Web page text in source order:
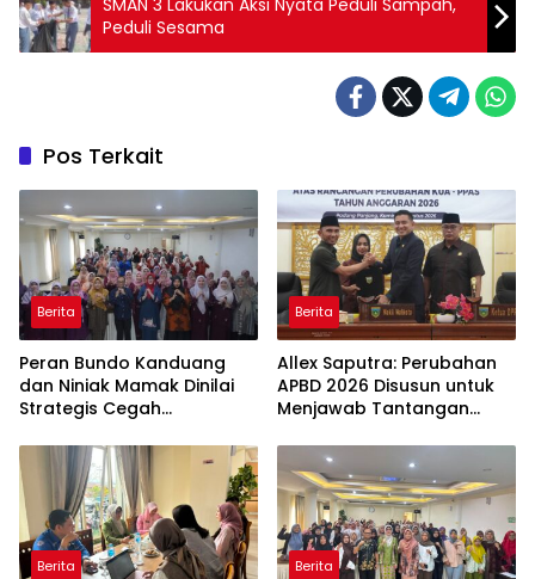
SMAN 3 Lakukan Aksi Nyata Peduli Sampah,
Peduli Sesama
Pos Terkait
Berita
Peran Bundo Kanduang
dan Niniak Mamak Dinilai
Strategis Cegah
Berita
Allex Saputra: Perubahan
APBD 2026 Disusun untuk
Menjawab Tantangan
Berita Berita